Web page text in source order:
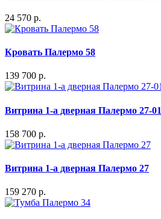
24 570 р.
Кровать Палермо 58
139 700 р.
Витрина 1-а дверная Палермо 27-01
158 700 р.
Витрина 1-а дверная Палермо 27
159 270 р.